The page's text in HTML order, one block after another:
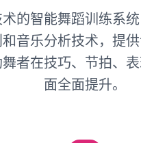
的智能舞蹈训练系
音乐分析技术，提
者在技巧、节拍、
面全面提升。